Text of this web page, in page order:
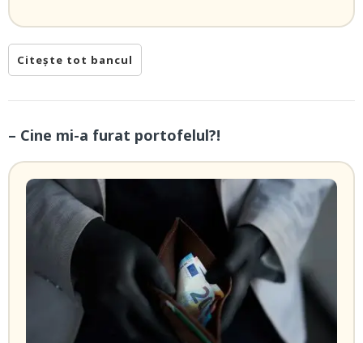
Citește tot bancul
– Cine mi-a furat portofelul?!